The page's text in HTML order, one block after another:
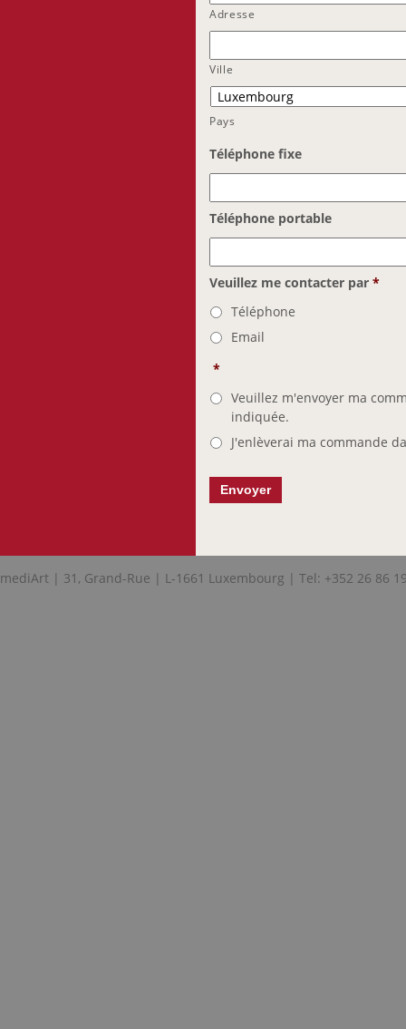
Adresse
Ville
Pays
Téléphone fixe
Téléphone portable
Veuillez me contacter par *
Téléphone
Email
*
Veuillez m'envoyer ma
indiquée.
J'enlèverai ma commande
mediArt | 31, Grand-Rue | L-1661 Luxembourg | Tel: +352 26 86